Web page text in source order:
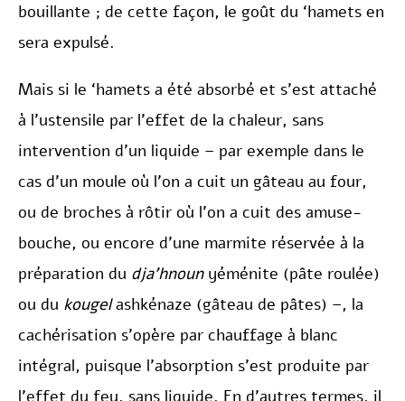
bouillante ; de cette façon, le goût du ‘hamets en
sera expulsé.
Mais si le ‘hamets a été absorbé et s’est attaché
à l’ustensile par l’effet de la chaleur, sans
intervention d’un liquide – par exemple dans le
cas d’un moule où l’on a cuit un gâteau au four,
ou de broches à rôtir où l’on a cuit des amuse-
bouche, ou encore d’une marmite réservée à la
préparation du dja’hnounyéménite (pâte roulée)
ou du kougelashkénaze (gâteau de pâtes) –, la
cachérisation s’opère par chauffage à blanc
intégral, puisque l’absorption s’est produite par
l’effet du feu, sans liquide. En d’autres termes, il